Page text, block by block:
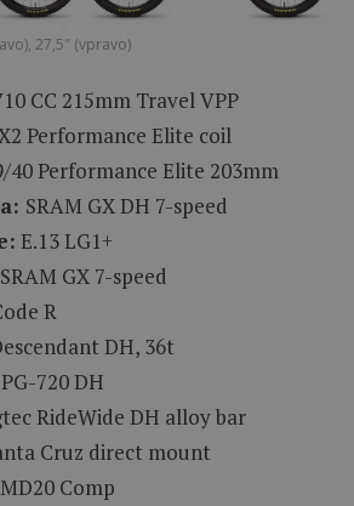
27,5″ (vpravo)
CC 215mm Travel VPP
Performance Elite coil
40 Performance Elite 203mm
SRAM GX DH 7-speed
E.13 LG1+
SRAM GX 7-speed
R
DH, 36t
720 DH
RideWide DH alloy bar
Cruz direct mount
Comp